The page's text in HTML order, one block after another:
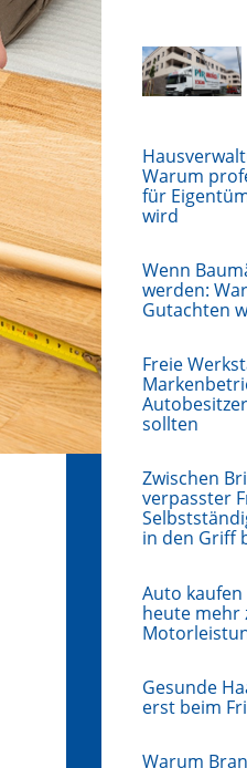
Warum
für
wird
Wenn
werden:
Gutachten
Freie
sollten
Zwischen
verpasster
in den Griff
Auto
heute mehr
Gesunde
erst beim
Warum